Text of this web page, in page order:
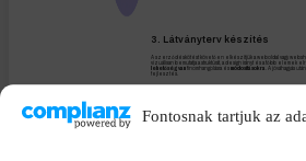
Fontosnak tartjuk az
3. Látványterv készítés
A szerződéskötést követően elkészítjük a weboldal vagy
vizuálisan bemutatja a struktúrát, a design irányt és a főbb elemek
lehetőség van
finomhangolásra és módosításokra
. A jóváhagyás
fejlesztés.